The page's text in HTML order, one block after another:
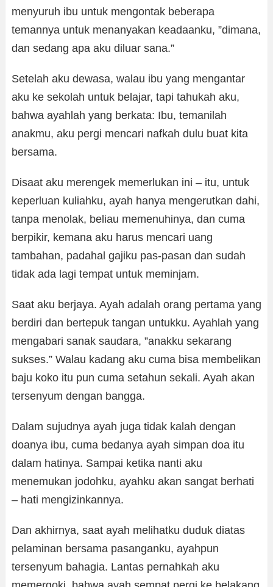
menyuruh ibu untuk mengontak beberapa
temannya untuk menanyakan keadaanku, ”dimana,
dan sedang apa aku diluar sana.”
Setelah aku dewasa, walau ibu yang mengantar
aku ke sekolah untuk belajar, tapi tahukah aku,
bahwa ayahlah yang berkata: Ibu, temanilah
anakmu, aku pergi mencari nafkah dulu buat kita
bersama.
Disaat aku merengek memerlukan ini – itu, untuk
keperluan kuliahku, ayah hanya mengerutkan dahi,
tanpa menolak, beliau memenuhinya, dan cuma
berpikir, kemana aku harus mencari uang
tambahan, padahal gajiku pas-pasan dan sudah
tidak ada lagi tempat untuk meminjam.
Saat aku berjaya. Ayah adalah orang pertama yang
berdiri dan bertepuk tangan untukku. Ayahlah yang
mengabari sanak saudara, ”anakku sekarang
sukses.” Walau kadang aku cuma bisa membelikan
baju koko itu pun cuma setahun sekali. Ayah akan
tersenyum dengan bangga.
Dalam sujudnya ayah juga tidak kalah dengan
doanya ibu, cuma bedanya ayah simpan doa itu
dalam hatinya. Sampai ketika nanti aku
menemukan jodohku, ayahku akan sangat berhati
– hati mengizinkannya.
Dan akhirnya, saat ayah melihatku duduk diatas
pelaminan bersama pasanganku, ayahpun
tersenyum bahagia. Lantas pernahkah aku